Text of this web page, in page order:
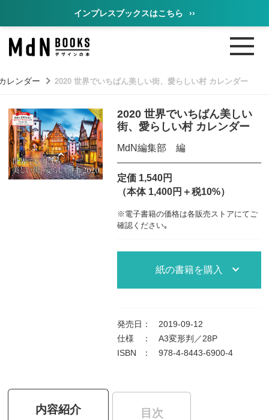
インプレスブックスはこちら ››
レンダー 2020 世界でいちばん美しい街、愛らしい村 カレンダー
2020 世界でいちばん美しい
街、愛らしい村 カレンダー
MdN編集部 編
定価 1,540円
（本体 1,400円＋税10%）
※電子書籍の価格は各販売ストアにてご
確認ください｡
紙の書籍を購入
発売日 ：
2019-09-12
仕様
：
A3変形判／28P
ISBN
： 978-4-8443-6900-4
内容紹介 目次